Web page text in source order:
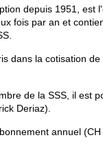
depuis 1951,
fois par an et
dans la cotisation de
de la SSS, il est
Deriaz).
annuel